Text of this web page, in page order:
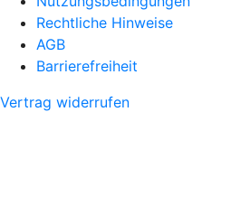
Rechtliche Hinweise
AGB
Barrierefreiheit
Vertrag widerrufen